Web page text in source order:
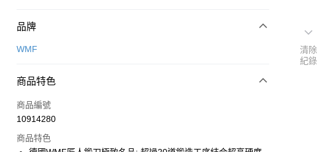
付款方式
信用卡一次付款
合作金庫商業銀行
華南商業銀行
上海商業儲蓄銀行
國泰世華商業銀行
兆豐國際商業銀行
6 期 0 利率 每期
華南商業銀行
即享券
品牌
WMF
商品特色
商品編號
10914280
商品特色
清除
紀錄